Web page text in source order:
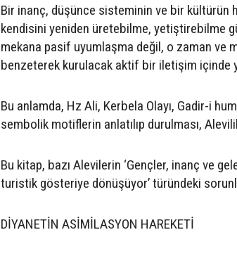
Bir inanç, düşünce sisteminin ve bir kültürün
kendisini yeniden üretebilme, yetiştirebilme
mekana pasif uyumlaşma değil, o zaman ve
benzeterek kurulacak aktif bir iletişim içinde
Bu anlamda, Hz Ali, Kerbela Olayı, Gadir-i
sembolik motiflerin anlatılıp durulması,
Bu kitap, bazı Alevilerin ‘Gençler, inanç ve
turistik gösteriye dönüşüyor’ türündeki
DİYANETİN ASİMİLASYON HAREKETİ